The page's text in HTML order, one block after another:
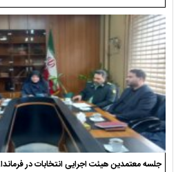
جلسه معتمدین هیئت اجرایی انتخابات در